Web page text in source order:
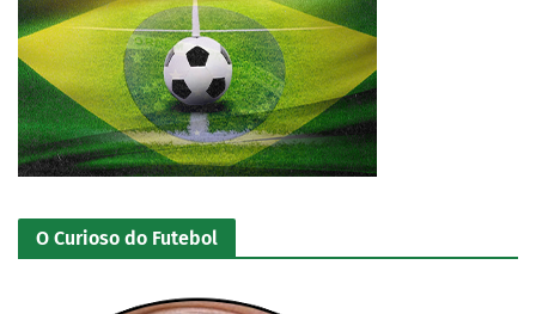
O Curioso do Futebol